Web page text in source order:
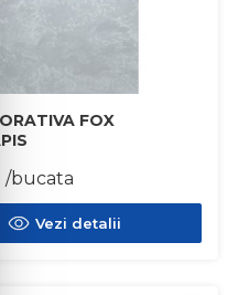
FOX
/bucata
Vezi detalii